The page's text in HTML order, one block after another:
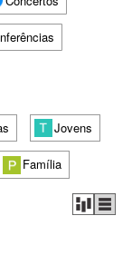
Jovens
Família